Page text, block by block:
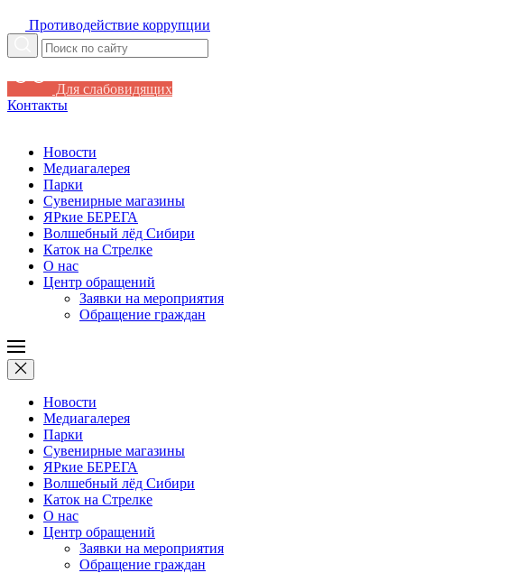
Противодействие коррупции
Для слабовидящих
Контакты
Новости
Медиагалерея
Парки
Сувенирные магазины
ЯРкие БЕРЕГА
Волшебный лёд Сибири
Каток на Стрелке
О нас
Центр обращений
Заявки на мероприятия
Обращение граждан
Новости
Медиагалерея
Парки
Сувенирные магазины
ЯРкие БЕРЕГА
Волшебный лёд Сибири
Каток на Стрелке
О нас
Центр обращений
Заявки на мероприятия
Обращение граждан